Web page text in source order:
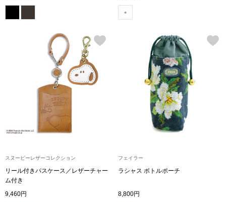
ベスト
その他
ボトムス
スヌーピーレザーコレクション
リール付きパスケース／レザーチャー
ム付き
9,460円
フェイラー
ラシャス ボトルポーチ
8,800円